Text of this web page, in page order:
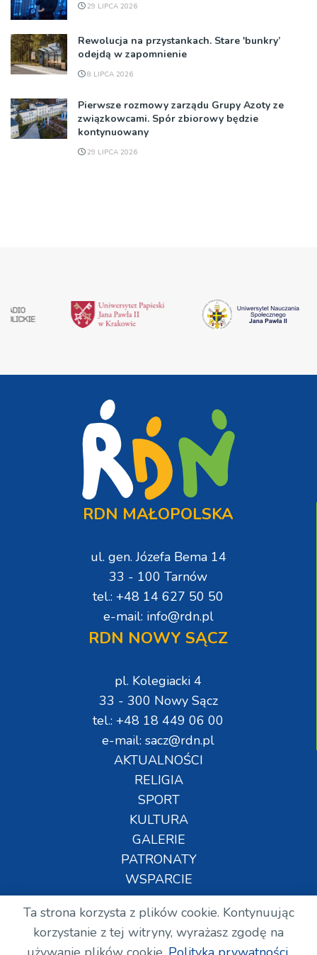
29 LIPCA 2026
Rewolucja na przystankach. Stare 'bunkry’
odejdą w zapomnienie
8 LIPCA 2026
Pierwsze rozmowy zarządu Grupy Azoty ze
związkowcami. Spór zbiorowy będzie
kontynuowany
29 LIPCA 2026
RDN MAŁOPOLSKA
ul. gen. Józefa Bema 14
33 - 100 Tarnów
tel.: +48 14 627 50 50
e-mail: info@rdn.pl
RDN NOWY SĄCZ
pl. Kolegiacki 4
33 - 300 Nowy Sącz
tel.: +48 18 449 06 00
e-mail: sacz@rdn.pl
AKTUALNOŚCI
RELIGIA
SPORT
KULTURA
GALERIE
PATRONATY
WSPARCIE
Copyright © Wszelkie prawa zastrzeżone. RDN.
2024.
Ta strona korzysta z plików cookie. Kontynuując
korzystanie z tej witryny, wyrażasz zgodę na